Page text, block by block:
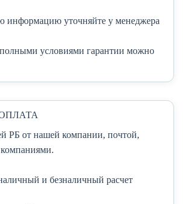
информацию уточняйте у менеджера
условиями гарантии можно
РБ от нашей компании, почтой,
и безналичный расчет